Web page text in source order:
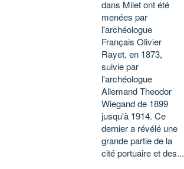
dans Milet ont été
menées par
l'archéologue
Français Olivier
Rayet, en 1873,
suivie par
l'archéologue
Allemand Theodor
Wiegand de 1899
jusqu'à 1914. Ce
dernier a révélé une
grande partie de la
cité portuaire et des...